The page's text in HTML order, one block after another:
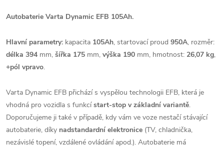
Autobaterie Varta Dynamic EFB 105Ah.
Hlavní parametry: kapacita 105Ah, startovací proud 950A, rozměr:
délka 394 mm, šířka 175 mm, výška 190 mm, hmotnost: 26,07 kg,
+pól vpravo.
Varta Dynamic EFB přichází s vyspělou technologii EFB, která je
vhodná pro vozidla s funkcístart-stop v základní variantě.
Doporučujeme ji také v případě, kdy vám ve voze nestačí stávající
autobaterie, díky nadstandardní elektronice (TV, chladnička,
nezávislé topení, vzdálené ovládání apod.). Autobaterie má